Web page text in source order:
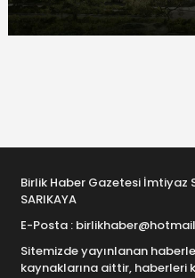
Birlik Haber Gazetesi İmtiyaz
SARIKAYA
E-Posta :
Sitemizde yayınlanan
kaynaklarına aittir, haberleri